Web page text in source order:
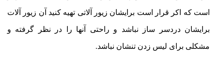
است که اکر قرار است برایشان زیور آلاتی تهیه کنید آن زیور آلات
برایشان دردسر ساز نباشد و راحتی آنها را در نظر گرفته و
مشکلی برای لیس زدن تنشان نباشد.